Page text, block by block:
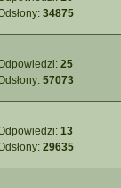
34875
25
57073
13
29635